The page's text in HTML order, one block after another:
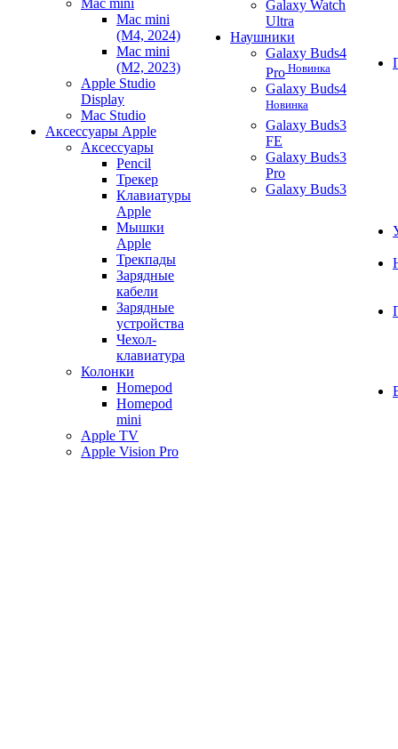
Mac mini
Mac mini
(M4, 2024)
Mac mini
(M2, 2023)
Apple Studio
Display
Mac Studio
Аксессуары Apple
Аксессуары
Pencil
Трекер
Клавиатуры
Apple
Мышки
Apple
Трекпады
Зарядные
кабели
Зарядные
устройства
Чехол-
клавиатура
Колонки
Homepod
Homepod
mini
Apple TV
Apple Vision Pro
Galaxy Watch
Ultra
Наушники
Galaxy Buds4
Pro Новинка
Galaxy Buds4
Новинка
Galaxy Buds3
FE
Galaxy Buds3
Pro
Galaxy Buds3